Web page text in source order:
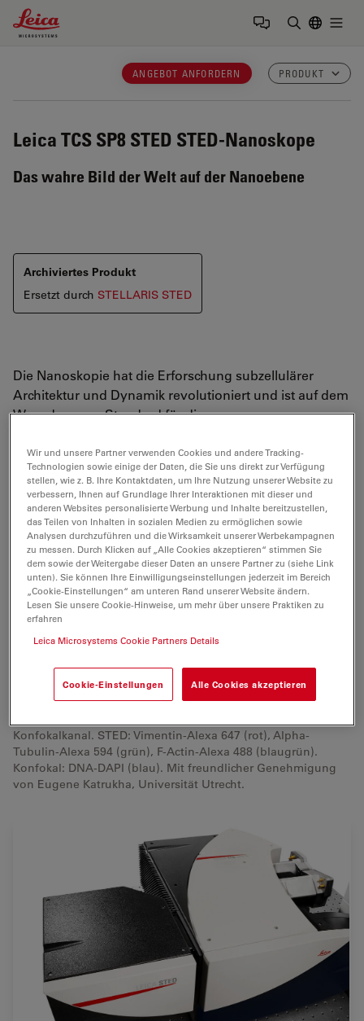
Leica Microsystems Logo
ANGEBOT ANFORDERN PRODUKT
Leica TCS SP8 STED STED-Nanoskope
Das wahre Bild der Welt auf der Nanoebene
Archiviertes Produkt
Ersetzt durch STELLARIS STED
Die Nanoskopie hat die Erforschung subzellulärer
Architektur und Dynamik revolutioniert und ist auf dem
Weg, der neue Standard für die
Chemie 2014).
Die voll integrierten STED-Systeme (STimulated
Emission Depletion) Leica TCS SP8 STED 3X und Leica
TCS SP8 STED ONE erfüllen die Anforderungen der
Routineforschungund bieten einen schnellen,
intuitiven und rein optischen Zugang zu strukturellen
Details weit unterhalb der Beugungsgrenze mit einer
frei einstellbaren Auflösung inx, y und z.
Lassen Sie die Biologie nicht durch die
Beugungsgrenze trüben!
Konfokalkanal. STED: Vimentin-Alexa 647 (rot), Alpha-
Tubulin-Alexa 594 (grün), F-Actin-Alexa 488 (blaugrün).
Konfokal: DNA-DAPI (blau). Mit freundlicher Genehmigung
von Eugene Katrukha, Universität Utrecht.
Wir und unsere Partner verwenden Cookies und andere Tracking-
Technologien sowie einige der Daten, die Sie uns direkt zur Verfügung
stellen, wie z. B. Ihre Kontaktdaten, um Ihre Nutzung unserer Website zu
verbessern, Ihnen auf Grundlage Ihrer Interaktionen mit dieser und
anderen Websites personalisierte Werbung und Inhalte bereitzustellen,
das Teilen von Inhalten in sozialen Medien zu ermöglichen sowie
Analysen durchzuführen und die Wirksamkeit unserer Werbekampagnen
zu messen. Durch Klicken auf „Alle Cookies akzeptieren“ stimmen Sie
dem sowie der Weitergabe dieser Daten an unsere Partner zu (siehe Link
unten). Sie können Ihre Einwilligungseinstellungen jederzeit im Bereich
„Cookie-Einstellungen“ am unteren Rand unserer Website ändern.
Lesen Sie unsere Cookie-Hinweise, um mehr über unsere Praktiken zu
erfahren
Leica Microsystems Cookie Partners Details
Cookie-Einstellungen Alle Cookies akzeptieren